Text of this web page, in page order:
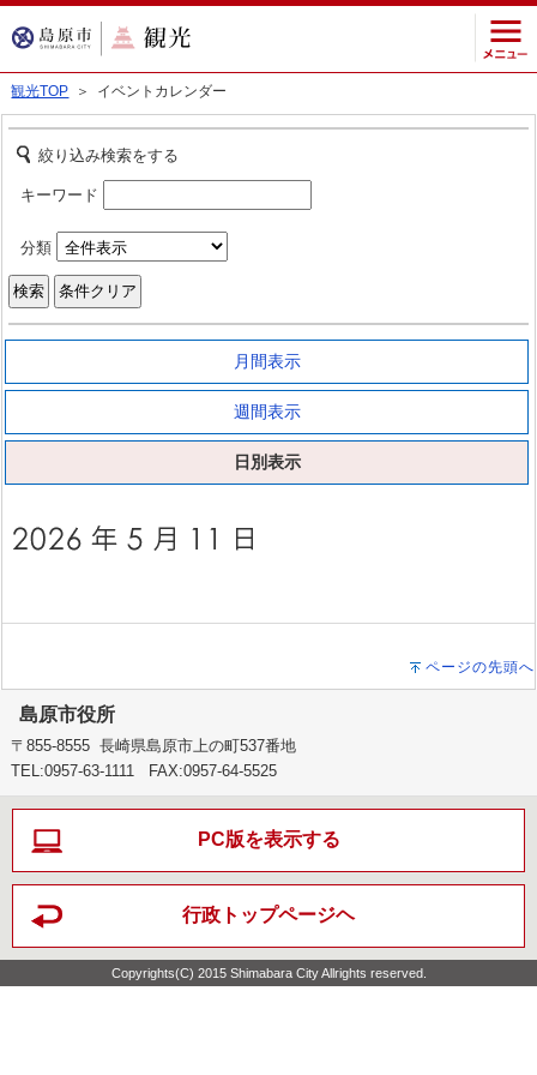
観光TOP ＞ イベントカレンダー
絞り込み検索をする
キーワード
分類
月間表示
週間表示
日別表示
ページの先頭へ
島原市役所
〒855-8555 長崎県島原市上の町537番地
TEL:0957-63-1111 FAX:0957-64-5525
PC版を表示する
行政トップページヘ
Copyrights(C) 2015 Shimabara City Allrights reserved.